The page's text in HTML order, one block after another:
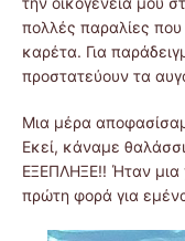
πολλές παραλίες
καρέτα. Για
προστατεύουν τα
Μια μέρα
Εκεί, κάναμε
ΕΞΕΠΛΗΞΕ!! Ήταν
πρώτη φορά για